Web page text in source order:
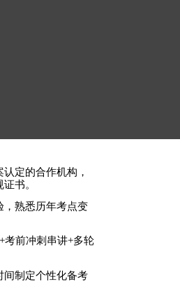
承诺为不符合条
定的合作机构，
书。
，熟悉历年考点变
考前冲刺串讲+多轮
间制定个性化备考